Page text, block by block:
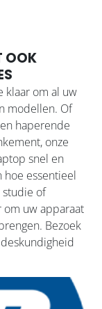
OOK
klaar om al uw
modellen. Of
haperende
onze
snel en
essentieel
studie of
om uw apparaat
Bezoek